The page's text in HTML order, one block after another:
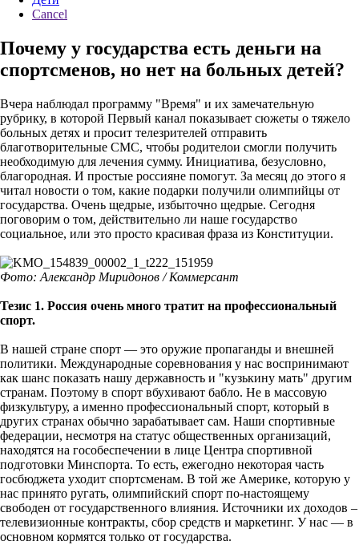
Cancel
Почему у государства есть деньги на
спортсменов, но нет на больных детей?
Вчера наблюдал программу "Время" и их замечательную
рубрику, в которой Первый канал показывает сюжеты о тяжело
больных детях и просит телезрителей отправить
благотворительные СМС, чтобы родителои смогли получить
необходимую для лечения сумму. Инициатива, безусловно,
благородная. И простые россияне помогут. За месяц до этого я
читал новости о том, какие подарки получили олимпийцы от
государства. Очень щедрые, избыточно щедрые. Сегодня
поговорим о том, действительно ли наше государство
социальное, или это просто красивая фраза из Конституции.
Фото: Александр Миридонов / Коммерсант
Тезис 1. Россия очень много тратит на профессиональный
спорт.
В нашей стране спорт — это оружие пропаганды и внешней
политики. Международные соревнования у нас воспринимают
как шанс показать нашу державность и "кузькину мать" другим
странам. Поэтому в спорт вбухивают бабло. Не в массовую
физкультуру, а именно профессиональный спорт, который в
других странах обычно зарабатывает сам. Наши спортивные
федерации, несмотря на статус общественных организаций,
находятся на гособеспечении в лице Центра спортивной
подготовки Минспорта. То есть, ежегодно некоторая часть
госбюджета уходит спортсменам. В той же Америке, которую у
нас принято ругать, олимпийский спорт по-настоящему
свободен от государственного влияния. Источники их доходов –
телевизионные контракты, сбор средств и маркетинг. У нас — в
основном кормятся только от государства.